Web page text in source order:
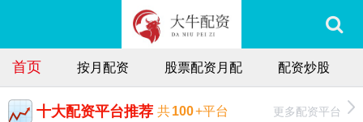
首页 按月配资 股票配资月配 配资炒股
十大配资平台推荐 共100+平台 更多配资平台